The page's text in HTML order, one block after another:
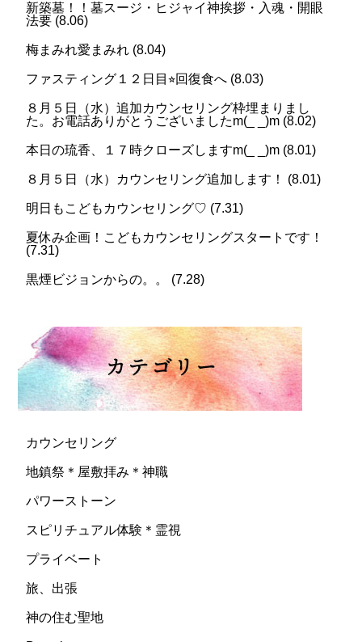
新築墓！！墓スージ・ヒジャイ神挨拶・入魂・開眼
法要 (8.06)
梅まみれ愛まみれ (8.04)
ファスティング１２日目⭐︎回復食へ (8.03)
８月５日（水）追加カウンセリング枠埋まりまし
た。お電話ありがとうございましたm(_ _)m (8.02)
本日の琉香、１７時クローズしますm(_ _)m (8.01)
８月５日（水）カウンセリング追加します！ (8.01)
明日もこどもカウンセリング♡ (7.31)
夏休み企画！こどもカウンセリングスタートです！
(7.31)
黒煙ビジョンからの。。 (7.28)
カウンセリング
地鎮祭＊屋敷拝み＊神職
パワーストーン
スピリチュアル体験＊霊視
プライベート
旅、出張
神の住む聖地